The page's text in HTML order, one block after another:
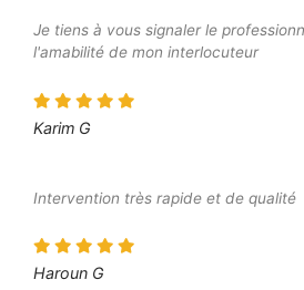
Je tiens à vous signaler le
l'amabilité de mon interlocuteur
Karim G
Intervention très rapide et de qualité
Haroun G